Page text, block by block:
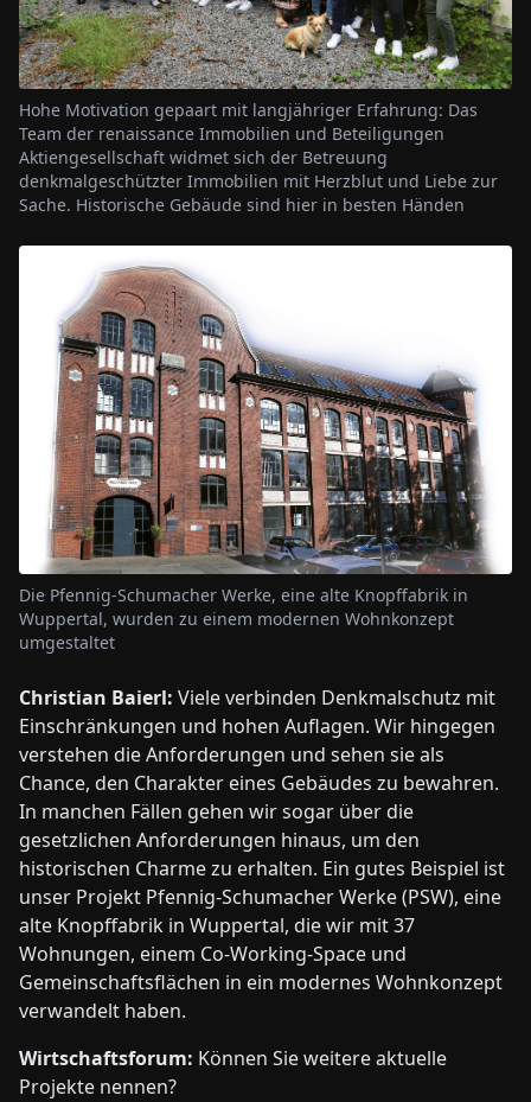
Hohe Motivation gepaart mit langjähriger Erfahrung: Das
Team der renaissance Immobilien und Beteiligungen
Aktiengesellschaft widmet sich der Betreuung
denkmalgeschützter Immobilien mit Herzblut und Liebe zur
Sache. Historische Gebäude sind hier in besten Händen
Die Pfennig-Schumacher Werke, eine alte Knopffabrik in
Wuppertal, wurden zu einem modernen Wohnkonzept
umgestaltet
Christian Baierl: Viele verbinden Denkmalschutz mit
Einschränkungen und hohen Auflagen. Wir hingegen
verstehen die Anforderungen und sehen sie als
Chance, den Charakter eines Gebäudes zu bewahren.
In manchen Fällen gehen wir sogar über die
gesetzlichen Anforderungen hinaus, um den
historischen Charme zu erhalten. Ein gutes Beispiel ist
unser Projekt Pfennig-Schumacher Werke (PSW), eine
alte Knopffabrik in Wuppertal, die wir mit 37
Wohnungen, einem Co-Working-Space und
Gemeinschaftsflächen in ein modernes Wohnkonzept
verwandelt haben.
Wirtschaftsforum: Können Sie weitere aktuelle
Projekte nennen?